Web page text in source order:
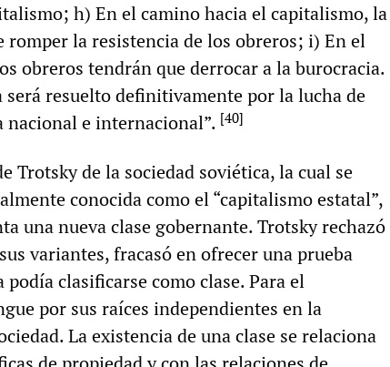
h) En el camino hacia el capitalismo, la
la resistencia de los obreros; i) En el
obreros tendrán que derrocar a la burocracia.
resuelto definitivamente por la lucha de
nacional e internacional”. [40]
Trotsky de la sociedad soviética, la cual se
conocida como el “capitalismo estatal”,
una nueva clase gobernante. Trotsky rechazó
variantes, fracasó en ofrecer una prueba
clasificarse como clase. Para el
por sus raíces independientes en la
La existencia de una clase se relaciona